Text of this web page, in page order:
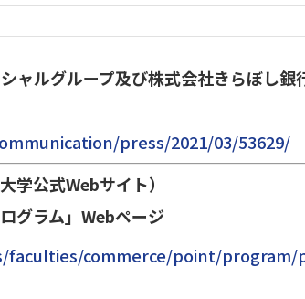
ャルグループ及び株式会社きらぼし
press/2021/03/53629/
学公式Webサイト）
グラム」Webページ​​​​​​
faculties/commerce/point/program/